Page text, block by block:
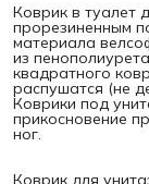
Коврик в туалет
прорезиненным
материала
из
квадратного
распушатся (не
Коврики под
прикосновение
ног.
Коврик для